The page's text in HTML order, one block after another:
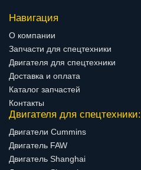
Навигация
О компании
Запчасти для спецтехники
Двигателя для спецтехники
Доставка и оплата
Каталог запчастей
Контакты
Двигателя для спецтехники:
Двигатели Cummins
Двигатель FAW
Двигатель Shanghai